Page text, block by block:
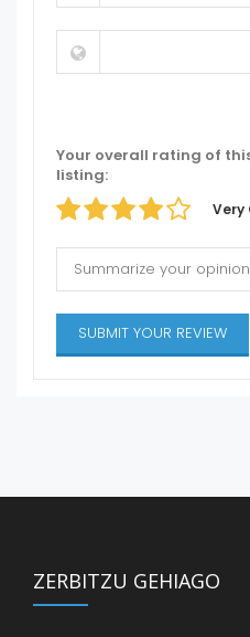
Your overall rating of
listing:
Very
ZERBITZU GEHIAGO